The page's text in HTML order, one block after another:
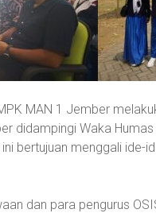
MAN 1 Jember
didampingi Waka
bertujuan menggali ide-
dan para pengurus